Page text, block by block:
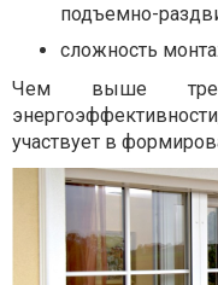
подъемно-
сложность
Чем выше
участвует в